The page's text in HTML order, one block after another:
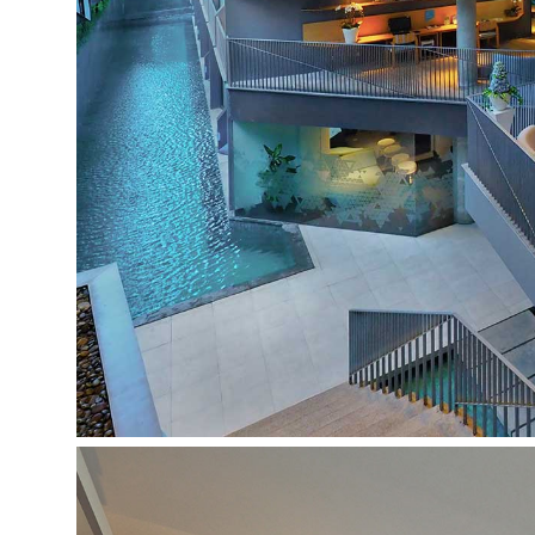
belaidis internetas
visą parą dirbanti registratūra
restoranas: 1
baras: 1
baseinas: 1
židinys
lauko terasa
biblioteka
automobilių stovėjimo aikštelė
liftas
verslo centras
konferencijų ir banketų salė
Baseino / paplūdimio rankšluosčiai: nemokamai
Deginimosi gultai arba paplūdimio kėdės:
lengvasis kultūrizmas